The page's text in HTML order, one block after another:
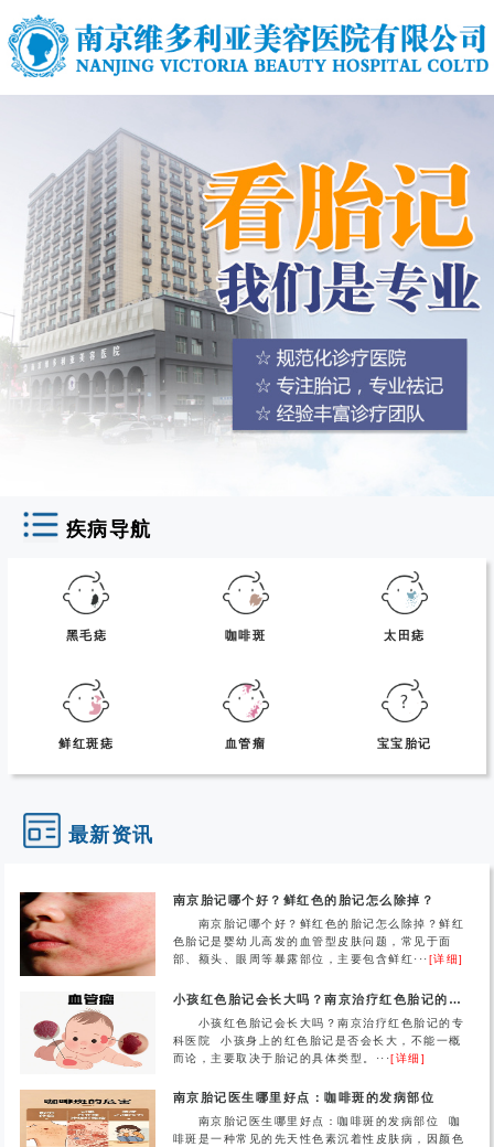
疾病导航
黑毛痣 咖啡斑 太田痣
鲜红斑痣 血管瘤 宝宝胎记
最新资讯
南京胎记哪个好？鲜红色的胎记怎么除掉？
南京胎记哪个好？鲜红色的胎记怎么除掉？鲜红
色胎记是婴幼儿高发的血管型皮肤问题，常见于面
部、额头、眼周等暴露部位，主要包含鲜红···[详细]
小孩红色胎记会长大吗？南京治疗红色胎记的专科医院
小孩红色胎记会长大吗？南京治疗红色胎记的专
科医院 小孩身上的红色胎记是否会长大，不能一概
而论，主要取决于胎记的具体类型。···[详细]
南京胎记医生哪里好点：咖啡斑的发病部位
南京胎记医生哪里好点：咖啡斑的发病部位 咖
啡斑是一种常见的先天性色素沉着性皮肤病，因颜色